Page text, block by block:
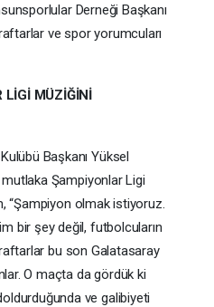
Derneği Başkanı
ve spor yorumcuları
LİGİ MÜZİĞİNİ
Başkanı Yüksel
mutlaka Şampiyonlar Ligi
“Şampiyon olmak istiyoruz.
bir şey değil, futbolcuların
bu son Galatasaray
O maçta da gördük ki
ve galibiyeti